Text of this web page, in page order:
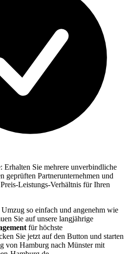
Erhalten Sie mehrere unverbindliche
geprüften Partnerunternehmen und
Leistungs-Verhältnis für Ihren
so einfach und angenehm wie
Sie auf unsere langjährige
für höchste
Sie jetzt auf den Button und starten
von Hamburg⁠ nach Münster mit